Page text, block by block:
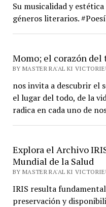
Su musicalidad y
géneros literarios.
Momo; el corazón del
BY MASTER RA'AL KI
nos invita a descubrir el
el lugar del todo, de la
radica en cada uno de
Explora el Archivo
Mundial de la Salud
BY MASTER RA'AL KI
IRIS resulta
preservación y